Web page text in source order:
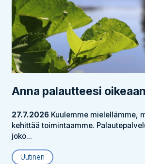
Anna palautteesi
27.7.2026 Kuulemme mielellämme,
kehittää toimintaamme.
joko...
Uutinen